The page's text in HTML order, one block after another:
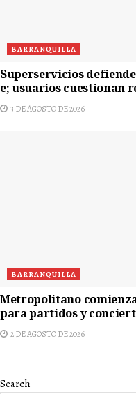
BARRANQUILLA
Superservicios
e; usuarios cuestionan
3 DE AGOSTO DE 2026
BARRANQUILLA
Metropolitano
para partidos y
2 DE AGOSTO DE 2026
Search